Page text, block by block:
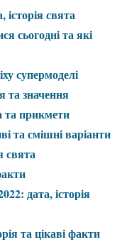
свята
сьогодні та які
супермоделі
та значення
та прикмети
та смішні варіанти
свята
дата, історія
та цікаві факти